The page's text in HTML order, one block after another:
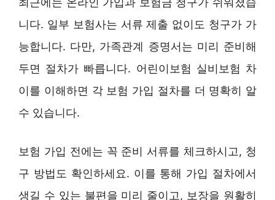
니다. 일부 보험사는 서류 제출 없이도 청구가 가
능합니다. 다만, 가족관계 증명서는 미리 준비해
두면 절차가 빠릅니다. 어린이보험 실비보험 차
이를 이해하면 각 보험 가입 절차를 더 명확히 알
수 있습니다.
보험 가입 전에는 꼭 준비 서류를 체크하시고, 청
구 방법도 확인하세요. 이를 통해 가입 절차에서
생길 수 있는 불편을 미리 줄이고, 보장을 원활히